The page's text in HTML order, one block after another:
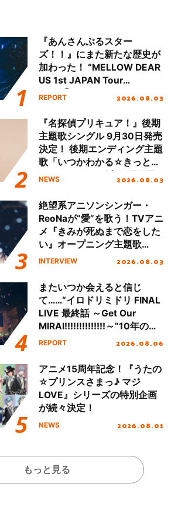
『あんさんぶるスター
ズ！！』にまた新たな歴史が
加わった！ “MELLOW DEAR
US 1st JAPAN Tour
Final「NICE to meet YOU
ート!!
REPORT 2026.08.03
『名探偵プリキュア！』後期
主題歌シングル 9月30日発売
決定！ 後期エンディング主題
歌「いつかわかる☆きっとあ
える」TVサイズ先行配信開
NEWS 2026.08.03
絶望系アニソンシンガー・
ReoNaが“愛”を歌う！TVアニ
メ『きみが死ぬまで恋をした
い』オープニング主題歌
「Amore」インタビュー
INTERVIEW 2026.08.03
またいつか会えると信じ
て……“イロドリミドリ FINAL
LIVE 最終話 ～Get Our
MIRAI!!!!!!!!!!!!!!～”10年の活
動を経てファイナルを迎える
REPORT 2026.08.06
アニメ15周年記念！『うたの
☆プリンスさまっ♪ マジ
LOVE』シリーズの特別企画
が続々決定！
NEWS 2026.08.01
もっと見る